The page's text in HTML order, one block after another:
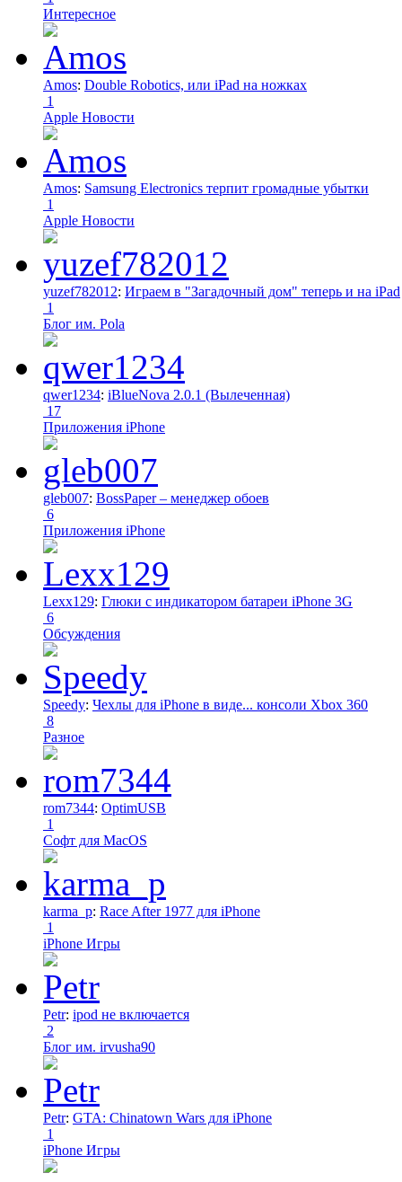
Интересное
Amos: Double Robotics, или iPad на ножках
1
Apple Новости
Amos: Samsung Electronics терпит громадные убытки
1
Apple Новости
yuzef782012: Играем в "Загадочный дом" теперь и на iPad
1
Блог им. Pola
qwer1234: iBlueNova 2.0.1 (Вылеченная)
17
Приложения iPhone
gleb007: BossPaper – менеджер обоев
6
Приложения iPhone
Lexx129: Глюки с индикатором батареи iPhone 3G
6
Обсуждения
Speedy: Чехлы для iPhone в виде... консоли Xbox 360
8
Разное
rom7344: OptimUSB
1
Софт для MacOS
karma_p: Race After 1977 для iPhone
1
iPhone Игры
Petr: ipod не включается
2
Блог им. irvusha90
Petr: GTA: Chinatown Wars для iPhone
1
iPhone Игры